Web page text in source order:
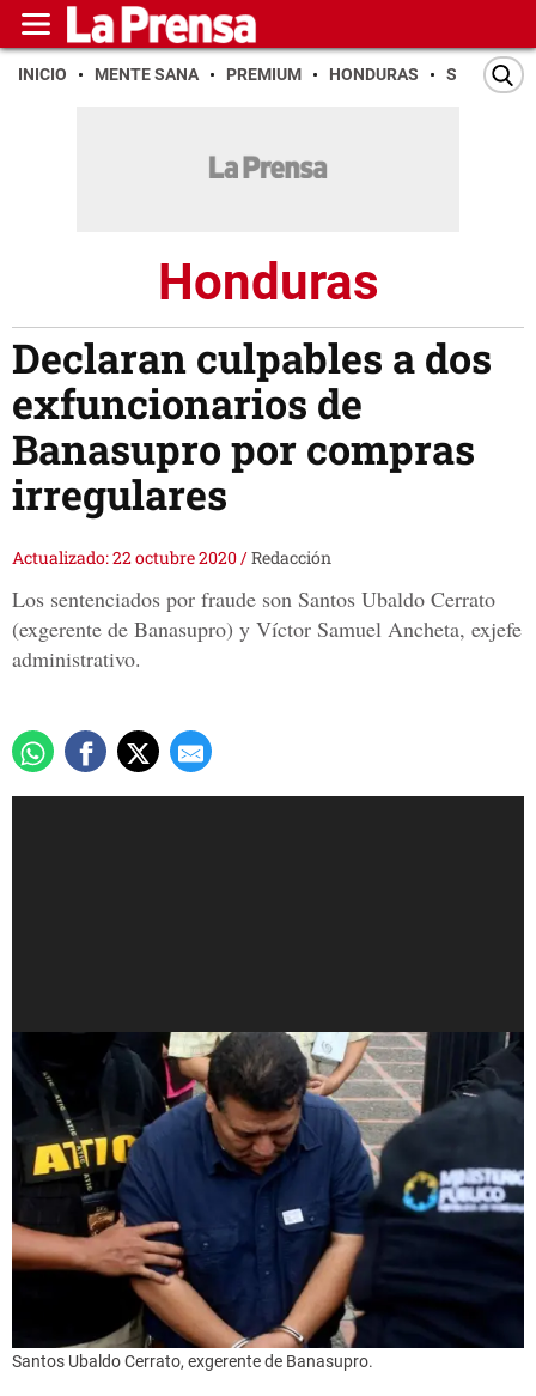
INICIO MENTE SANA PREMIUM HONDURAS SAN PEDRO
Honduras
Declaran culpables a dos
exfuncionarios de
Banasupro por compras
irregulares
Actualizado: 22 octubre 2020/Redacción
Los sentenciados por fraude son Santos Ubaldo Cerrato
(exgerente de Banasupro) y Víctor Samuel Ancheta, exjefe
administrativo.
Santos Ubaldo Cerrato, exgerente de Banasupro.